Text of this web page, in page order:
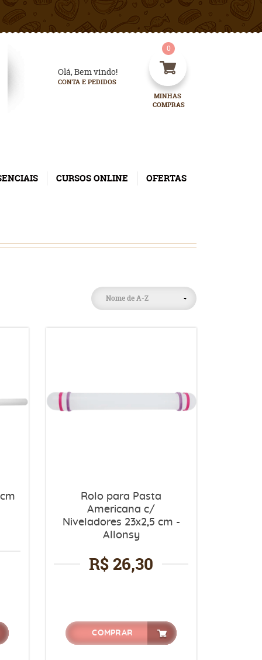
Olá, Bem vindo!
CONTA E PEDIDOS
MINHAS
COMPRAS
0
CURSOS ONLINE OFERTAS
Nome de A-Z
Rolo para Pasta
Americana c/
Niveladores 23x2,5 cm -
Allonsy
R$ 26,30
COMPRAR